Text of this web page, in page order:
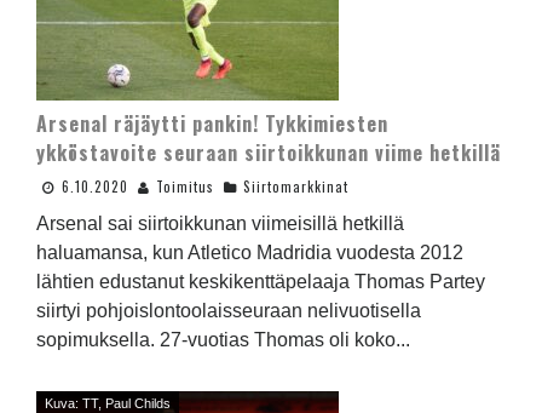
Arsenal räjäytti pankin! Tykkimiesten
ykköstavoite seuraan siirtoikkunan viime hetkillä
6.10.2020 Toimitus Siirtomarkkinat
Arsenal sai siirtoikkunan viimeisillä hetkillä
haluamansa, kun Atletico Madridia vuodesta 2012
lähtien edustanut keskikenttäpelaaja Thomas Partey
siirtyi pohjoislontoolaisseuraan nelivuotisella
sopimuksella. 27-vuotias Thomas oli koko...
Kuva: TT, Paul Childs